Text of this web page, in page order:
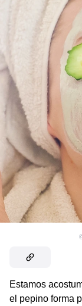
Estamos
el pepino forma